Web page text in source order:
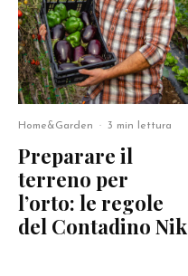
Home&Garden · 3 min lettura
Preparare il
terreno per
l’orto: le regole
del Contadino Nik